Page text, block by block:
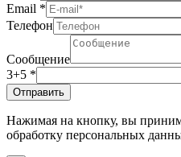
Email *
Телефон
Сообщение
3+5 *
Отправить
Нажимая на кнопку, вы
обработку персональных